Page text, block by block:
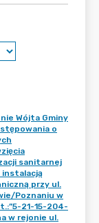
Wójta Gminy
o
sanitarnej
instalacją
przy ul.
Poznaniu w
21-15-204-
w rejonie ul.